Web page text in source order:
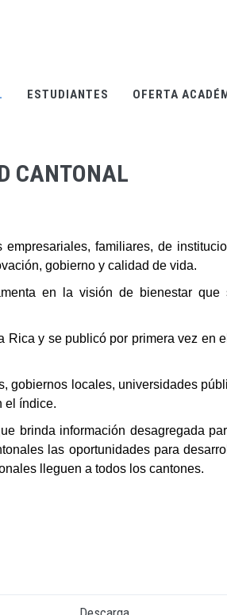
ESTUDIANTES OFERTA
CANTONAL
familiares, de
gobierno y calidad de vida.
en la visión de bienestar
y se publicó por primera vez en
gobiernos locales, universidades
el índice.
brinda información desagregada
las oportunidades para
lleguen a todos los cantones.